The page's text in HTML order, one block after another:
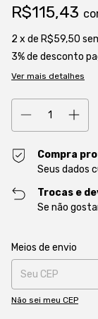
R$115,43
2 x de R$59,50
3% de desconto
Ver mais detalhes
Compra
Seus dados
Trocas e
Se não
Entregas para o CEP:
Meios de envio
Não sei meu CEP